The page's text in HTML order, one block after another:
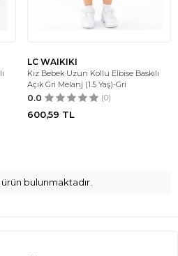
LC WAIKIKI
Kız Bebek Uzun Kollu Elbise Baskılı
Açık Gri Melanj (1.5 Yaş)-Gri
0.0 (0)
600,59 TL
ürün bulunmaktadır.